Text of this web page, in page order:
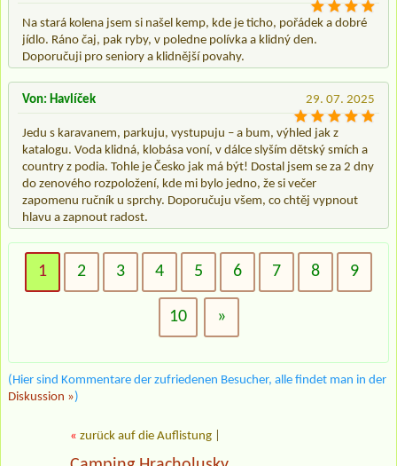
Na stará kolena jsem si našel kemp, kde je ticho, pořádek a dobré
jídlo. Ráno čaj, pak ryby, v poledne polívka a klidný den.
Doporučuji pro seniory a klidnější povahy.
29. 07. 2025
Von: Havlíček
Jedu s karavanem, parkuju, vystupuju – a bum, výhled jak z
katalogu. Voda klidná, klobása voní, v dálce slyším dětský smích a
country z podia. Tohle je Česko jak má být! Dostal jsem se za 2 dny
do zenového rozpoložení, kde mi bylo jedno, že si večer
zapomenu ručník u sprchy. Doporučuju všem, co chtěj vypnout
hlavu a zapnout radost.
1 2 3 4 5 6 7 8 9
10 »
(Hier sind Kommentare der zufriedenen Besucher, alle findet man in der
Diskussion »)
« zurück auf die Auflistung